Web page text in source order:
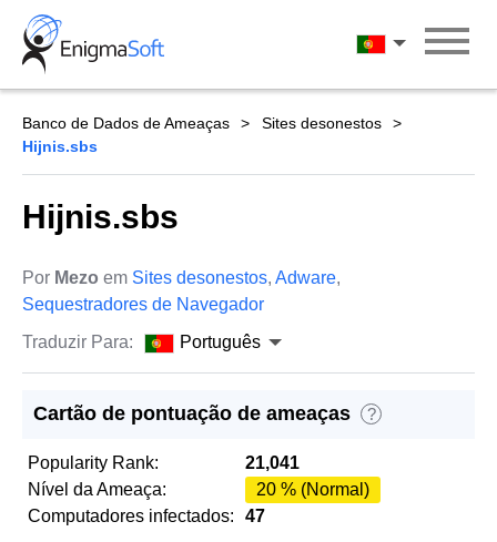
Skip
content
Português
Banco de Dados de Ameaças
Sites desonestos
Hijnis.sbs
Hijnis.sbs
Por Mezo em Sites desonestos, Adware,
Sequestradores de Navegador
Traduzir Para:
Português
Cartão de pontuação de ameaças ?
Popularity Rank:
21,041
Nível da Ameaça:
20 % (Normal)
Computadores infectados:
47